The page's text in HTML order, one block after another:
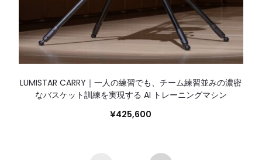
LUMISTAR CARRY｜一人の練習でも、チーム練習並みの濃密
なバスケット訓練を実現する AI トレーニングマシン
¥425,600